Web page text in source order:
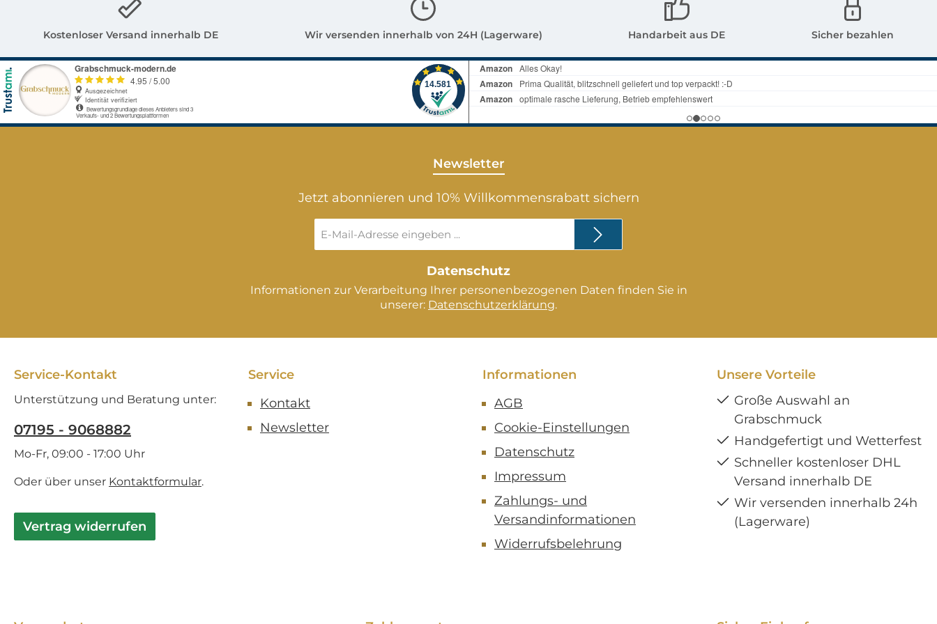
Deutschland Da
Arbeit
hergestellt sind,
können
Abweichungen in
befestigt werden. -
grau-antik- Maße
ca.je : 13,5 cm (L)
x 7,5 cm (B) mit
Blätter x 3 cm (H)In
und Vogeltränke
Gegenstände dienen
zur Dekoration und
Verkaufsangebot!
befestigt werden. -
- Farbe grau-antik -
Blätter x 2 cm (H) In
Kostenloser Versand innerhalb DE Wir versenden innerhalb von 24H (Lagerware) Handarbeit aus DE Sicher bezahlen
Newsletter
Jetzt abonnieren und 10% Willkommensrabatt sichern
Mail-
Datenschutz
Informationen zur Verarbeitung Ihrer personenbezogenen Daten finden Sie in
unserer: Datenschutzerklärung.
Service-Kontakt
Unterstützung und Beratung unter:
07195 - 9068882
Mo-Fr, 09:00 - 17:00 Uhr
Oder über unser Kontaktformular.
Vertrag widerrufen
Service
Kontakt
Newsletter
Informationen
AGB
Cookie-Einstellungen
Datenschutz
Impressum
Zahlungs- und
Versandinformationen
Widerrufsbelehrung
Unsere Vorteile
Große Auswahl an
Grabschmuck
Handgefertigt und Wetterfest
Schneller kostenloser DHL
Versand innerhalb DE
Wir versenden innerhalb 24h
(Lagerware)